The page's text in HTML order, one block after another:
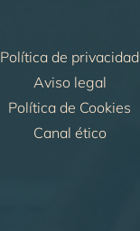
Política de privacidad
Aviso legal
Política de Cookies
Canal ético